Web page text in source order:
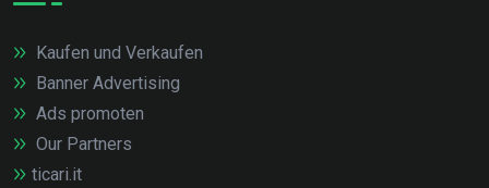
Kaufen und Verkaufen
Banner Advertising
Ads promoten
Our Partners
ticari.it